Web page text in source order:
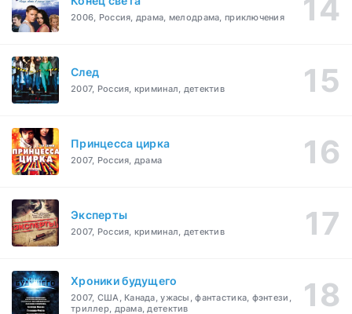
2006, Россия, драма, мелодрама, приключения
След
2007, Россия, криминал, детектив
Принцесса цирка
2007, Россия, драма
Эксперты
2007, Россия, криминал, детектив
Хроники будущего
2007, США, Канада, ужасы, фантастика, фэнтези,
триллер, драма, детектив